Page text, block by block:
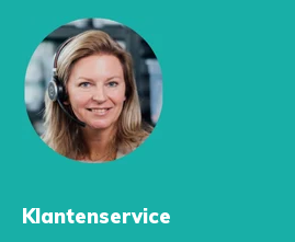
Klantenservice